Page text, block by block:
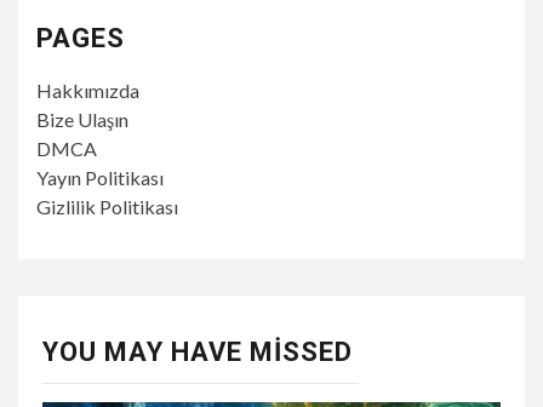
PAGES
Hakkımızda
Bize Ulaşın
DMCA
Yayın Politikası
Gizlilik Politikası
YOU MAY HAVE MISSED